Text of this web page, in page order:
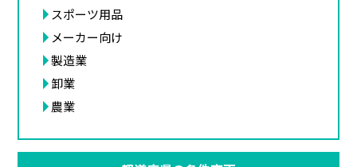
スポーツ用品
メーカー向け
製造業
卸業
農業